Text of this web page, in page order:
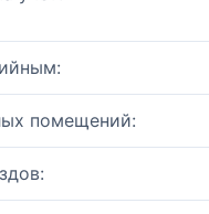
помещений: